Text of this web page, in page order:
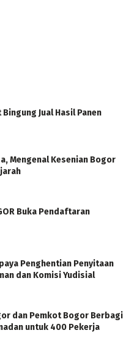
Jual Hasil Panen
Mengenal Kesenian Bogor
Buka Pendaftaran
Penghentian Penyitaan
dan Komisi Yudisial
dan Pemkot Bogor Berbagi
untuk 400 Pekerja